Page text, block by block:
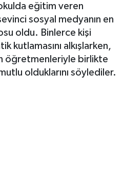
eğitim veren
sosyal medyanın en
oldu. Binlerce kişi
kutlamasını alkışlarken,
öğretmenleriyle birlikte
olduklarını söylediler.
Policy